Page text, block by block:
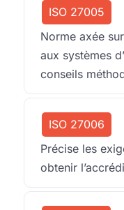
ISO 27005
Norme axée
aux systèmes
conseils
ISO 27006
Précise les
obtenir